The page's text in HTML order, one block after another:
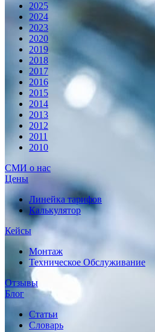
2025
2024
2023
2020
2019
2018
2017
2016
2015
2014
2013
2012
2011
2010
СМИ о нас
Цены
Линейка тарифов
Калькулятор
Кейсы
Монтаж
Техническое Обслуживание
Отзывы
Блог
Статьи
Словарь